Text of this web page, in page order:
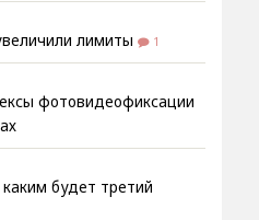
лимиты 1
фотовидеофиксации
будет третий